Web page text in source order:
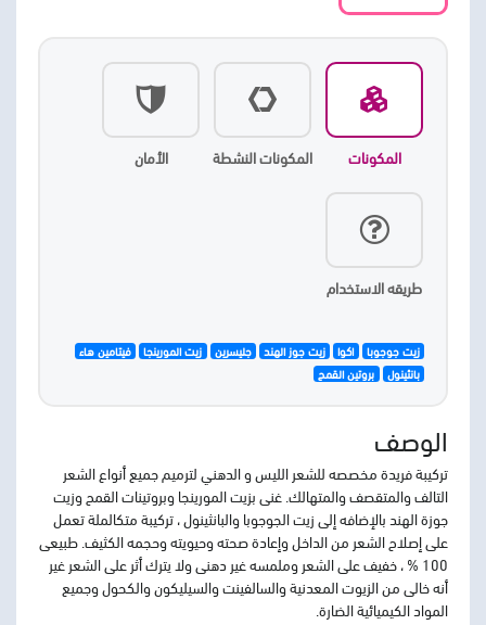
المكونات المكونات النشطة الأمان
طريقه الاستخدام
زيت جوجوبا اكوا زيت جوز الهند جليسرين زيت المورينجا فيتامين هاء
بانثينول بروتين القمح
الوصف
تركيبة فريدة مخصصه للشعر الليس و الدهني لترميم جميع أنواع الشعر
التالف والمتقصف والمتهالك. غنى بزيت المورينجا وبروتينات القمح وزيت
جوزة الهند بالإضافه إلى زيت الجوجوبا والبانثينول ، تركيبة متكالملة تعمل
على إصلاح الشعر من الداخل وإعادة صحته وحيويته وحجمه الكثيف. طبيعى
100 % ، خفيف على الشعر وملمسه غير دهنى ولا يترك أثر على الشعر غير
أنه خالى من الزيوت المعدنية والسالفينت والسيليكون والكحول وجميع
المواد الكيميائية الضارة.